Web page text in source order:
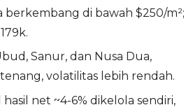
berkembang di bawah $250/m²;
Sanur, dan Nusa Dua,
volatilitas lebih rendah.
hasil net ~4-6% dikelola sendiri,